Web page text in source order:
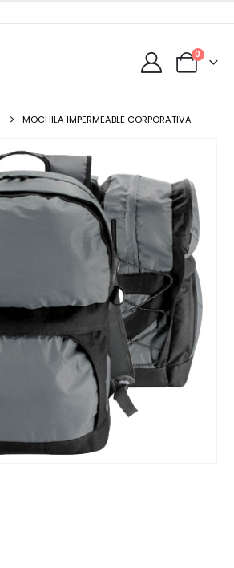
0
MOCHILA IMPERMEABLE CORPORATIVA